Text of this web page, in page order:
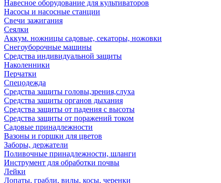
Навесное оборудование для культиваторов
Насосы и насосные станции
Свечи зажигания
Сеялки
Аккум. ножницы садовые, секаторы, ножовки
Снегоуборочные машины
Средства индивидуальной защиты
Наколенники
Перчатки
Спецодежда
Средства защиты головы,зрения,слуха
Средства защиты органов дыхания
Средства защиты от падения с высоты
Средства защиты от поражений током
Садовые принадлежности
Вазоны и горшки для цветов
Заборы, держатели
Поливочные принадлежности, шланги
Инструмент для обработки почвы
Лейки
Лопаты, грабли, вилы, косы, черенки